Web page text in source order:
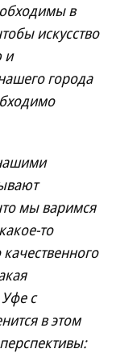
в
искусство
и
города
мы варимся
то
с
в этом